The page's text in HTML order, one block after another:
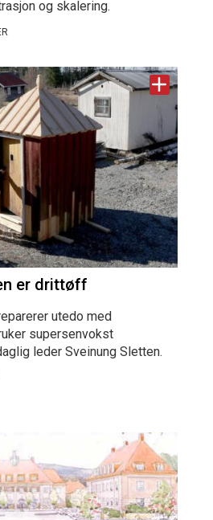
og skalering.
er drittøff
utedo med
supersenvokst
leder Sveinung Sletten.